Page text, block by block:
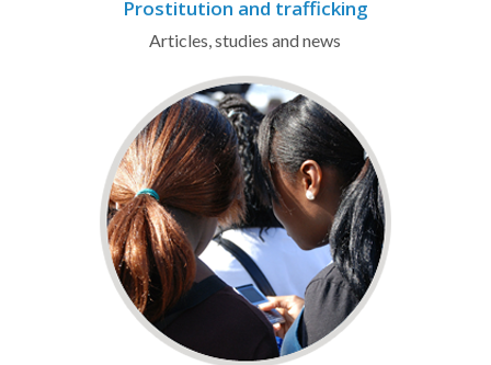
Prostitution and trafficking
Articles, studies and news